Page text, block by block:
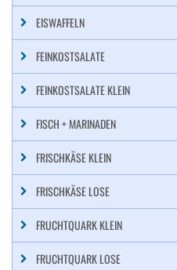
EISWAFFELN
FEINKOSTSALATE
FEINKOSTSALATE KLEIN
FISCH + MARINADEN
FRISCHKÄSE KLEIN
FRISCHKÄSE LOSE
FRUCHTQUARK KLEIN
FRUCHTQUARK LOSE